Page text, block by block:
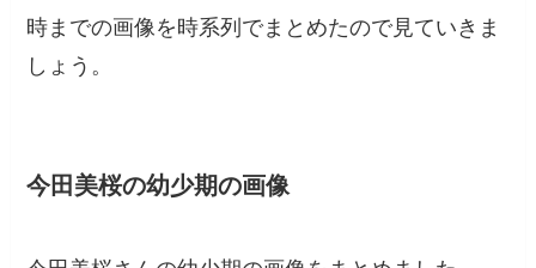
時までの画像を時系列でまとめたので見ていきま
しょう。
今田美桜の幼少期の画像